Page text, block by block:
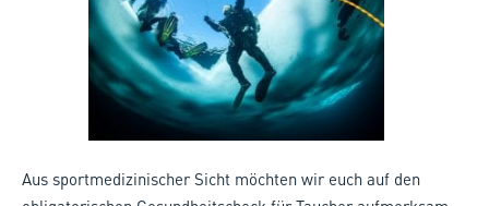
Aus sportmedizinischer Sicht möchten wir euch auf den